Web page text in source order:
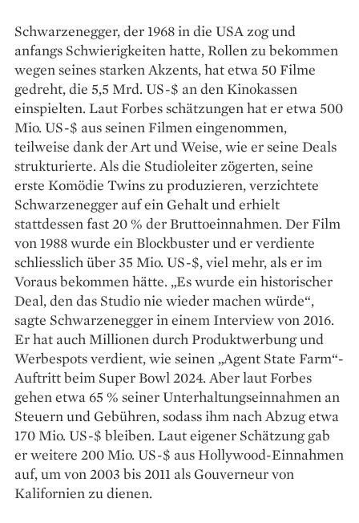
Schwarzenegger, der 1968 in die USA zog und
anfangs Schwierigkeiten hatte, Rollen zu bekommen
wegen seines starken Akzents, hat etwa 50 Filme
gedreht, die 5,5 Mrd. US-$ an den Kinokassen
einspielten. Laut Forbes schätzungen hat er etwa 500
Mio. US-$ aus seinen Filmen eingenommen,
teilweise dank der Art und Weise, wie er seine Deals
strukturierte. Als die Studioleiter zögerten, seine
erste Komödie Twins zu produzieren, verzichtete
Schwarzenegger auf ein Gehalt und erhielt
stattdessen fast 20 % der Bruttoeinnahmen. Der Film
von 1988 wurde ein Blockbuster und er verdiente
schliesslich über 35 Mio. US-$, viel mehr, als er im
Voraus bekommen hätte. „Es wurde ein historischer
Deal, den das Studio nie wieder machen würde“,
sagte Schwarzenegger in einem Interview von 2016.
Er hat auch Millionen durch Produktwerbung und
Werbespots verdient, wie seinen „Agent State Farm“-
Auftritt beim Super Bowl 2024. Aber laut Forbes
gehen etwa 65 % seiner Unterhaltungseinnahmen an
Steuern und Gebühren, sodass ihm nach Abzug etwa
170 Mio. US-$ bleiben. Laut eigener Schätzung gab
er weitere 200 Mio. US-$ aus Hollywood-Einnahmen
auf, um von 2003 bis 2011 als Gouverneur von
Kalifornien zu dienen.